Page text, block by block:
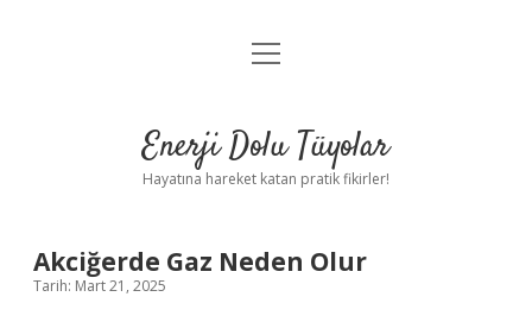
Anasayfa
Yasal Uyarı
menüyü
Enerji Dolu Tüyolar
Hayatına hareket katan pratik fikirler!
Akciğerde Gaz Neden Olur
Tarih: Mart 21, 2025